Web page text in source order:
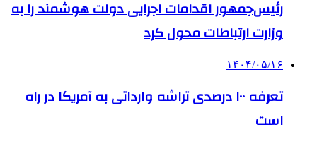
رئیس‌جمهور اقدامات اجرایی دولت هوشمند را به
وزارت ارتباطات محول کرد
۱۴۰۴/۰۵/۱۶
تعرفه ۱۰۰ درصدی تراشه وارداتی به آمریکا در راه
است